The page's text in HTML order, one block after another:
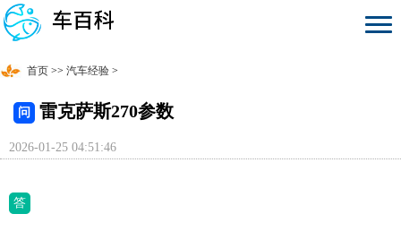
首页 >> 汽车经验 >
问 雷克萨斯270参数
2026-01-25 04:51:46
答